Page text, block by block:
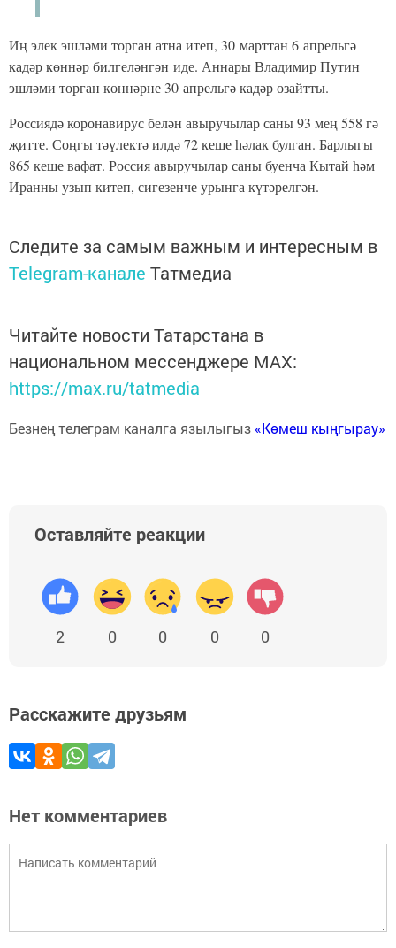
Иң элек эшләми торган атна итеп, 30 марттан 6 апрельгә
кадәр көннәр билгеләнгән иде. Аннары Владимир Путин
эшләми торган көннәрне 30 апрельгә кадәр озайтты.
Россиядә коронавирус белән авыручылар саны 93 мең 558 гә
җитте. Соңгы тәүлектә илдә 72 кеше һәлак булган. Барлыгы
865 кеше вафат. Россия авыручылар саны буенча Кытай һәм
Иранны узып китеп, сигезенче урынга күтәрелгән.
Следите за самым важным и интересным в
Telegram-канале Татмедиа
Читайте новости Татарстана в
национальном мессенджере MАХ:
https://max.ru/tatmedia
Безнең телеграм каналга язылыгыз «Көмеш кыңгырау»
Оставляйте реакции
2 0 0 0 0
Расскажите друзьям
Нет комментариев